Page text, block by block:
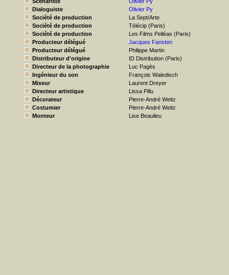
Dialoguiste
Olivier Py
Société de production
La Sept/Arte
Société de production
Télécip (Paris)
Société de production
Les Films Pelléas (Paris)
Producteur délégué
Jacques Fansten
Producteur délégué
Philippe Martin
Distributeur d'origine
ID Distribution (Paris)
Directeur de la photographie
Luc Pagès
Ingénieur du son
François Waledisch
Mixeur
Laurent Dreyer
Directeur artistique
Lissa Pillu
Décorateur
Pierre-André Weitz
Costumier
Pierre-André Weitz
Monteur
Lise Beaulieu